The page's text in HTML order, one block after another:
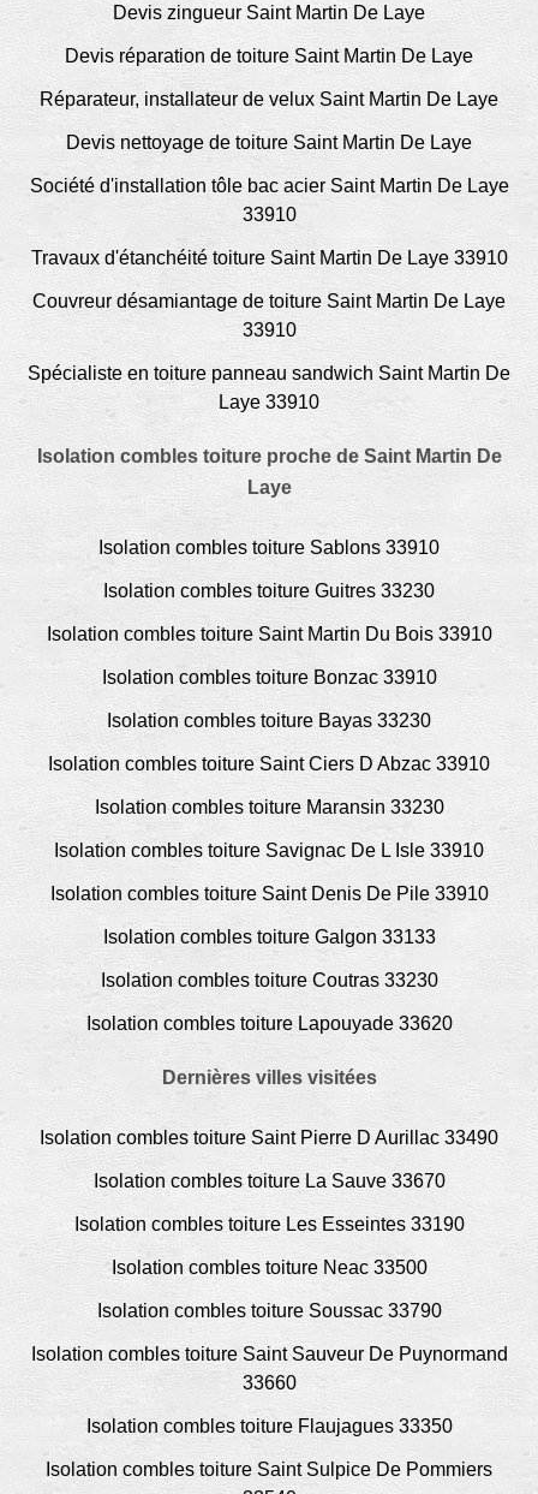
Devis zingueur Saint Martin De Laye
Devis réparation de toiture Saint Martin De Laye
Réparateur, installateur de velux Saint Martin De Laye
Devis nettoyage de toiture Saint Martin De Laye
Société d'installation tôle bac acier Saint Martin De Laye
33910
Travaux d'étanchéité toiture Saint Martin De Laye 33910
Couvreur désamiantage de toiture Saint Martin De Laye
33910
Spécialiste en toiture panneau sandwich Saint Martin De
Laye 33910
Isolation combles toiture proche de Saint Martin De
Laye
Isolation combles toiture Sablons 33910
Isolation combles toiture Guitres 33230
Isolation combles toiture Saint Martin Du Bois 33910
Isolation combles toiture Bonzac 33910
Isolation combles toiture Bayas 33230
Isolation combles toiture Saint Ciers D Abzac 33910
Isolation combles toiture Maransin 33230
Isolation combles toiture Savignac De L Isle 33910
Isolation combles toiture Saint Denis De Pile 33910
Isolation combles toiture Galgon 33133
Isolation combles toiture Coutras 33230
Isolation combles toiture Lapouyade 33620
Dernières villes visitées
Isolation combles toiture Saint Pierre D Aurillac 33490
Isolation combles toiture La Sauve 33670
Isolation combles toiture Les Esseintes 33190
Isolation combles toiture Neac 33500
Isolation combles toiture Soussac 33790
Isolation combles toiture Saint Sauveur De Puynormand
33660
Isolation combles toiture Flaujagues 33350
Isolation combles toiture Saint Sulpice De Pommiers